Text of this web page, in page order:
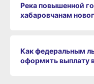
Река повышенной
хабаровчанам
Как федеральным
оформить выплату